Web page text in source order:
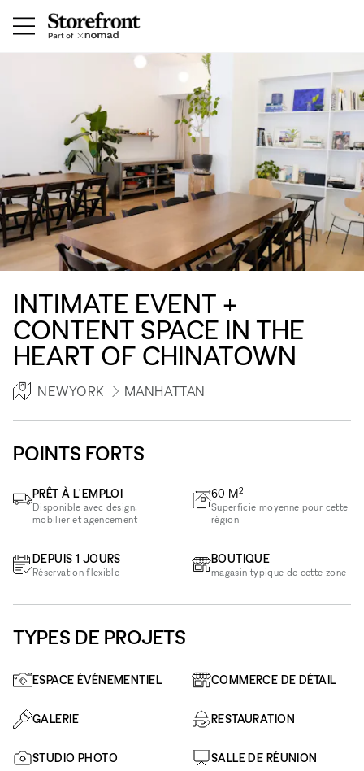
INTIMATE EVENT +
CONTENT SPACE IN THE
HEART OF CHINATOWN
NEWYORK MANHATTAN
POINTS FORTS
PRÊT À L'EMPLOI
Disponible avec design,
mobilier et agencement
DEPUIS 1 JOURS
Réservation flexible
60 M2
Superficie moyenne pour cette
région
BOUTIQUE
magasin typique de cette zone
TYPES DE PROJETS
ESPACE ÉVÉNEMENTIEL COMMERCE DE DÉTAIL
GALERIE RESTAURATION
STUDIO PHOTO SALLE DE RÉUNION